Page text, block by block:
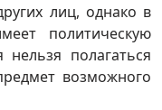
лиц, однако в
политическую
нельзя полагаться
возможного